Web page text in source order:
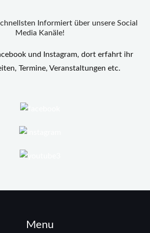
Informiert über unsere Social
Media Kanäle!
und Instagram, dort erfahrt ihr
Termine, Veranstaltungen etc.
Menu